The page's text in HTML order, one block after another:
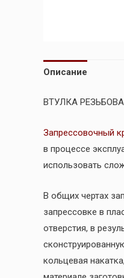
Описание
ВТУЛКА
Запрессовочный
в процессе
использовать
В общих чертах
запрессовке в
отверстия, в
кольцевая